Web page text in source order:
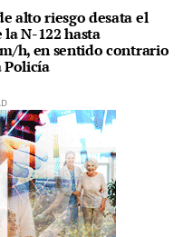
alto riesgo desata el
la N-122 hasta
h, en sentido contrario
Policía